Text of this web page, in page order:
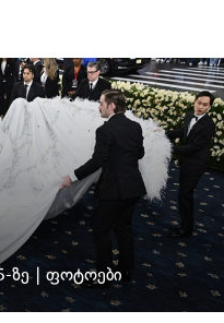
ზე | ფოტოები